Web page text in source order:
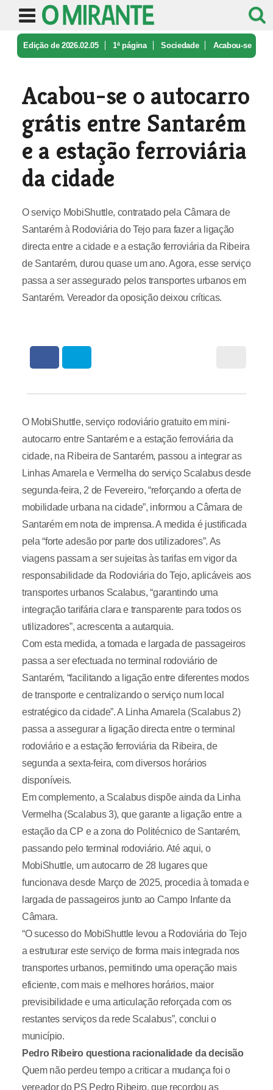
Edição de 2026.02.05 1ª página Sociedade Acabou-se
Acabou-se o autocarro
grátis entre Santarém
e a estação ferroviária
da cidade
O serviço MobiShuttle, contratado pela Câmara de
Santarém à Rodoviária do Tejo para fazer a ligação
directa entre a cidade e a estação ferroviária da Ribeira
de Santarém, durou quase um ano. Agora, esse serviço
passa a ser assegurado pelos transportes urbanos em
Santarém. Vereador da oposição deixou críticas.
O MobiShuttle, serviço rodoviário gratuito em mini-
autocarro entre Santarém e a estação ferroviária da
cidade, na Ribeira de Santarém, passou a integrar as
Linhas Amarela e Vermelha do serviço Scalabus desde
segunda-feira, 2 de Fevereiro, “reforçando a oferta de
mobilidade urbana na cidade”, informou a Câmara de
Santarém em nota de imprensa. A medida é justificada
pela “forte adesão por parte dos utilizadores”. As
viagens passam a ser sujeitas às tarifas em vigor da
responsabilidade da Rodoviária do Tejo, aplicáveis aos
transportes urbanos Scalabus, “garantindo uma
integração tarifária clara e transparente para todos os
utilizadores”, acrescenta a autarquia.
Com esta medida, a tomada e largada de passageiros
passa a ser efectuada no terminal rodoviário de
Santarém, “facilitando a ligação entre diferentes modos
de transporte e centralizando o serviço num local
estratégico da cidade”. A Linha Amarela (Scalabus 2)
passa a assegurar a ligação directa entre o terminal
rodoviário e a estação ferroviária da Ribeira, de
segunda a sexta-feira, com diversos horários
disponíveis.
Em complemento, a Scalabus dispõe ainda da Linha
Vermelha (Scalabus 3), que garante a ligação entre a
estação da CP e a zona do Politécnico de Santarém,
passando pelo terminal rodoviário. Até aqui, o
MobiShuttle, um autocarro de 28 lugares que
funcionava desde Março de 2025, procedia à tomada e
largada de passageiros junto ao Campo Infante da
Câmara.
“O sucesso do MobiShuttle levou a Rodoviária do Tejo
a estruturar este serviço de forma mais integrada nos
transportes urbanos, permitindo uma operação mais
eficiente, com mais e melhores horários, maior
previsibilidade e uma articulação reforçada com os
restantes serviços da rede Scalabus”, conclui o
município.
Pedro Ribeiro questiona racionalidade da decisão
Quem não perdeu tempo a criticar a mudança foi o
vereador do PS Pedro Ribeiro, que recordou as